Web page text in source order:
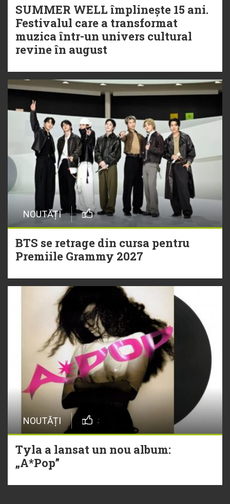
SUMMER WELL împlinește 15 ani.
Festivalul care a transformat
muzica într-un univers cultural
revine în august
NOUTĂȚI
BTS se retrage din cursa pentru
Premiile Grammy 2027
NOUTĂȚI
Tyla a lansat un nou album:
„A*Pop”